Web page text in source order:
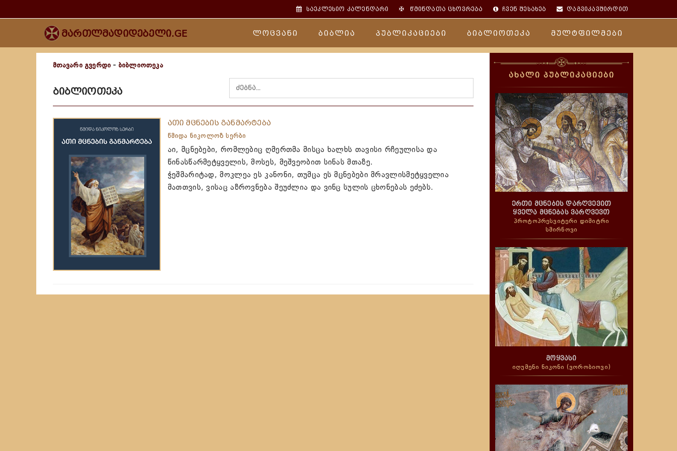
საეკლესიო კალენდარი ✠წმინდათა ცხოვრება ჩვენ შესახებ დაგვიკავშირდით
მართლმადიდებელი.GE ლოცვანი ბიბლია პუბლიკაციები ბიბლიოთეკა მულტფილმები
მთავარი გვერდი - ბიბლიოთეკა
ბიბლიოთეკა
ათი მცნების განმარტება
წმიდა ნიკოლოზ სერბი
აი, მცნებები, რომლებიც ღმერთმა მისცა ხალხს თავისი რჩეულისა და
წინასწარმეტყველის, მოსეს, მეშვეობით სინას მთაზე.
ჭეშმარიტად, მოკლეა ეს კანონი, თუმცა ეს მცნებები მრავლისმეტყველია
მათთვის, ვისაც აზროვნება შეუძლია და ვინც სულის ცხონებას ეძებს.
ახალი პუბლიკაციები
ერთი მცნების დარღვევით
ყველა მცნებას ვარღვევთ
პროტოპრესვიტერი დიმიტრი
სმირნოვი
მოყვასი
იღუმენი ნიკონი (ვორობიოვი)